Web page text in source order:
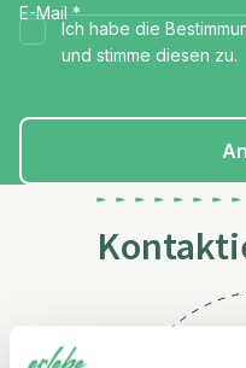
E-Mail *
Ich habe die
und stimme diesen zu.